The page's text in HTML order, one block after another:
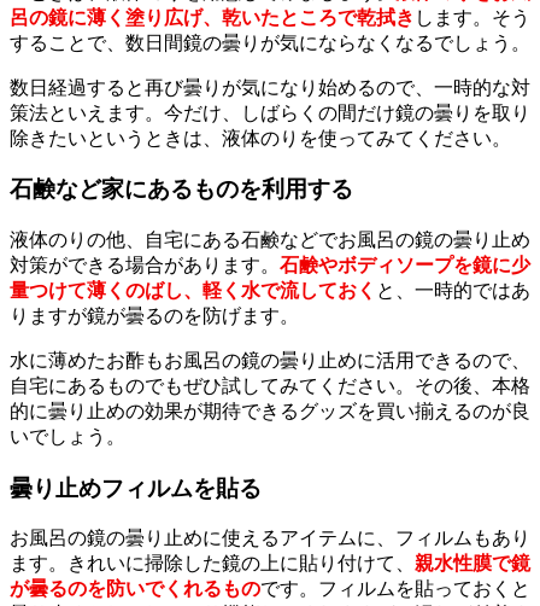
呂の鏡に薄く塗り広げ、乾いたところで乾拭き します。そう
することで、数日間鏡の曇りが気にならなくなるでしょう。
数日経過すると再び曇りが気になり始めるので、一時的な対
策法といえます。今だけ、しばらくの間だけ鏡の曇りを取り
除きたいというときは、液体のりを使ってみてください。
石鹸など家にあるものを利用する
液体のりの他、自宅にある石鹸などでお風呂の鏡の曇り止め
対策ができる場合があります。 石鹸やボディソープを鏡に少
量つけて薄くのばし、軽く水で流しておく と、一時的ではあ
りますが鏡が曇るのを防げます。
水に薄めたお酢もお風呂の鏡の曇り止めに活用できるので、
自宅にあるものでもぜひ試してみてください。その後、本格
的に曇り止めの効果が期待できるグッズを買い揃えるのが良
いでしょう。
曇り止めフィルムを貼る
お風呂の鏡の曇り止めに使えるアイテムに、フィルムもあり
ます。きれいに掃除した鏡の上に貼り付けて、 親水性膜で鏡
が曇るのを防いでくれるものです。フィルムを貼っておくと